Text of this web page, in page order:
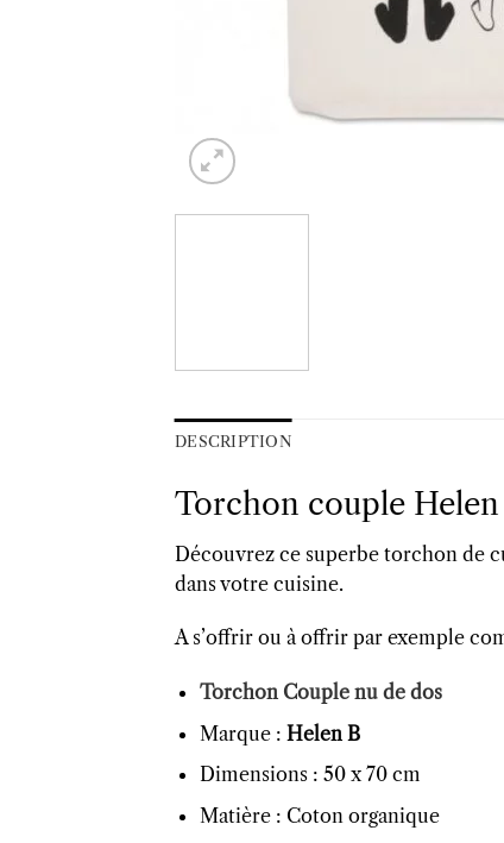
DESCRIPTION
Torchon couple Helen
Découvrez ce superbe torchon de
dans votre cuisine.
A s’offrir ou à offrir par exemple
Torchon Couple nu de dos
Marque : Helen B
Dimensions : 50 x 70 cm
Matière : Coton organique